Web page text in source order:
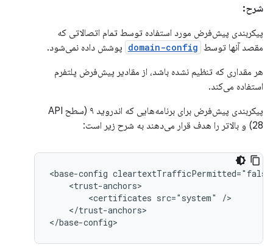
شرح:
پیکربندی پیش‌فرض مورد استفاده توسط تمام اتصالاتی که
مقصد آنها توسط domain-config پوشش داده نمی‌شود.
هر مقداری که تنظیم نشده باشد، از مقادیر پیش‌فرض پلتفرم
استفاده می‌کند.
پیکربندی پیش‌فرض برای برنامه‌هایی که اندروید ۹ (سطح API
28) و بالاتر را هدف قرار می‌دهند به شرح زیر است:
<base-config
<certificates src="system"
</trust-anchors>
</base-config>